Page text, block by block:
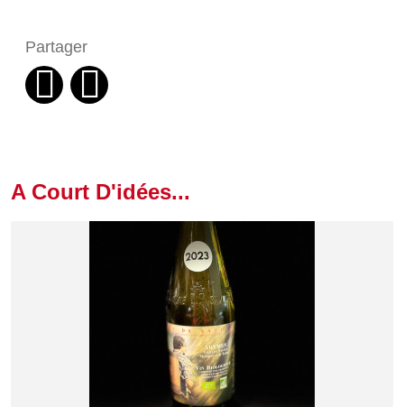
Partager
A Court D'idées...